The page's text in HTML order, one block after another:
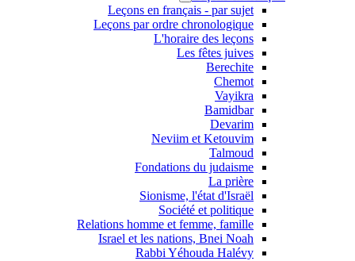
Leçons en français - par sujet
Leçons par ordre chronologique
L'horaire des leçons
Les fêtes juives
Berechite
Chemot
Vayikra
Bamidbar
Devarim
Neviim et Ketouvim
Talmoud
Fondations du judaisme
La prière
Sionisme, l'état d'Israël
Société et politique
Relations homme et femme, famille
Israel et les nations, Bnei Noah
Rabbi Yéhouda Halévy